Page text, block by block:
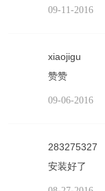
09-11-2016
xiaojigu
赞赞
09-06-2016
283275327
安装好了